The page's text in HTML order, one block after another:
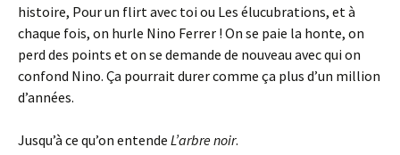
histoire, Pour un flirt avec toi ou Les élucubrations, et à
chaque fois, on hurle Nino Ferrer ! On se paie la honte, on
perd des points et on se demande de nouveau avec qui on
confond Nino. Ça pourrait durer comme ça plus d’un million
d’années.
Jusqu’à ce qu’on entende L’arbre noir.